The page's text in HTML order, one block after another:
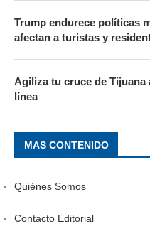
Trump endurece políticas
afectan a turistas y
Agiliza tu cruce de Tijuana
línea
MAS CONTENIDO
Quiénes Somos
Contacto Editorial